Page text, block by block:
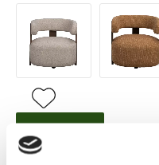
Lägg till i favoriter
BEVAKA